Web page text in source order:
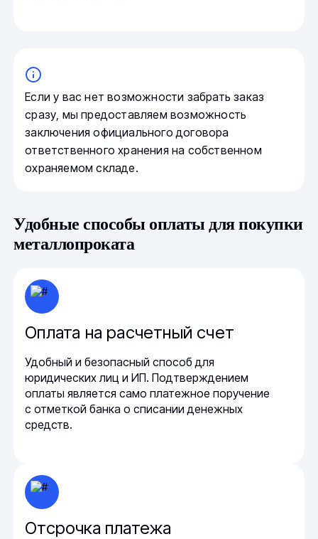
Если у вас нет возможности забрать заказ
сразу, мы предоставляем возможность
заключения официального договора
ответственного хранения на собственном
охраняемом складе.
Удобные способы оплаты для покупки
металлопроката
Оплата на расчетный счет
Удобный и безопасный способ для
юридических лиц и ИП. Подтверждением
оплаты является само платежное поручение
с отметкой банка о списании денежных
средств.
Отсрочка платежа